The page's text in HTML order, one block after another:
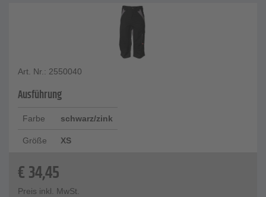
Art. Nr.: 2550040
Ausführung
Farbe schwarz/zink
Größe XS
€34,45
Preis inkl. MwSt.